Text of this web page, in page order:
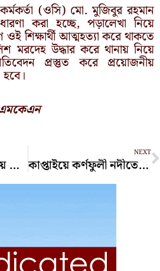
কর্মকর্তা (ওসি) মো. মুজিবুর রহমান
করা হচ্ছে, পড়ালেখা নিয়ে
ওই শিক্ষার্থী আত্মহত্যা করে থাকতে
মরদেহ উদ্ধার করে থানায় নিয়ে
প্রস্তুত করে প্রয়োজনীয়
এমকেএন
হাজারো মানুষের শ্রদ্ধায় বিদায় নিলেন সাবেক মন্ত্রী ইঞ্জিনিয়ার মোশাররফ হোসেন
NEXT
কাপ্তাইয়ে কর্ণফুলী নদীতে কারেন্ট জাল জব্দ, পুড়িয়ে ধ্বংস